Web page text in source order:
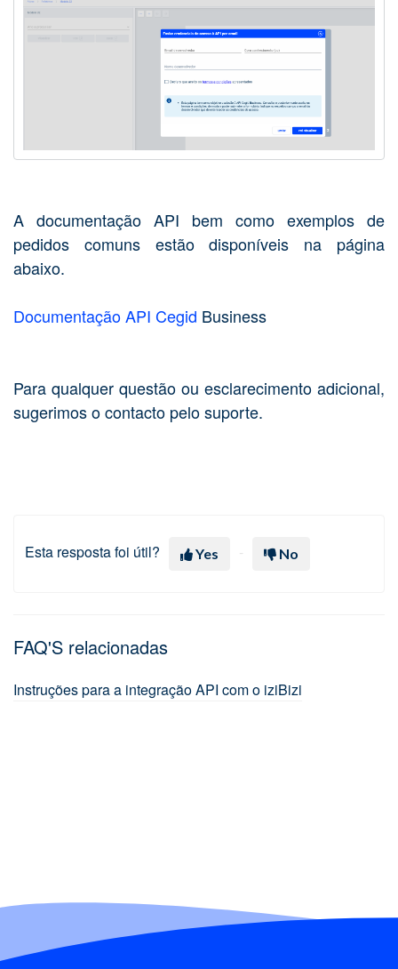
A documentação API bem como exemplos de
pedidos comuns estão disponíveis na página
abaixo.
Documentação API Cegid Business
Para qualquer questão ou esclarecimento adicional,
sugerimos o contacto pelo suporte.
Esta resposta foi útil? Yes No
FAQ'S relacionadas
Instruções para a integração API com o iziBizi